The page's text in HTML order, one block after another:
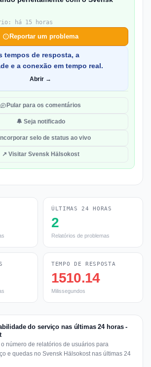
há 15 horas
Reportar um problema
tempos de resposta, a
e a conexão em tempo real.
Abrir →
Pular para os comentários
🔔 Seja notificado
selo de status ao vivo
↗ Visitar Svensk Hälsokost
ÚLTIMAS 24 HORAS
2
Relatórios de problemas
TEMPO DE RESPOSTA
1510.14
Milissegundos
do serviço nas últimas 24 horas -
o número de relatórios de usuários para
e quedas no Svensk Hälsokost nas últimas 24